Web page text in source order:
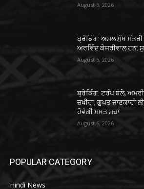
August 6, 2026
ਬ੍ਰੇਕਿੰਗ: ਅਸਲ ਮੁੱਖ ਮੰਤਰੀ
ਅਰਵਿੰਦ ਕੇਜਰੀਵਾਲ ਹਨ:
August 6, 2026
ਬ੍ਰੇਕਿੰਗ: ਟਰੰਪ ਬੋਲੇ,
ਜ਼ਖੀਰਾ, ਗੁਪਤ ਜਾਣਕਾਰੀ
ਹੋਵੇਗੀ ਸਖ਼ਤ ਸਜ਼ਾ
August 6, 2026
POPULAR CATEGORY
Hindi News